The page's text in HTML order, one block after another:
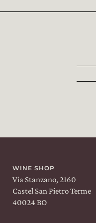
WINE SHOP
Via Stanzano, 2160
Castel San Pietro Terme
40024 BO